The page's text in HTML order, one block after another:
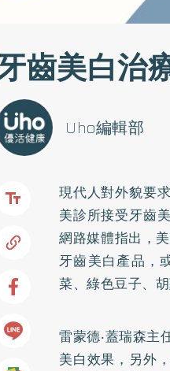
齒美白治
Uho編輯部
現代人對外貌要
美診所接受牙齒
網路媒體指出，
牙齒美白產品，
菜、綠色豆子、
雷蒙德‧蓋瑞森主
美白效果，另外